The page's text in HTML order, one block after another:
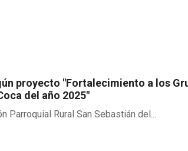
proyecto "Fortalecimiento a los
del año 2025"
Rural San Sebastián del...